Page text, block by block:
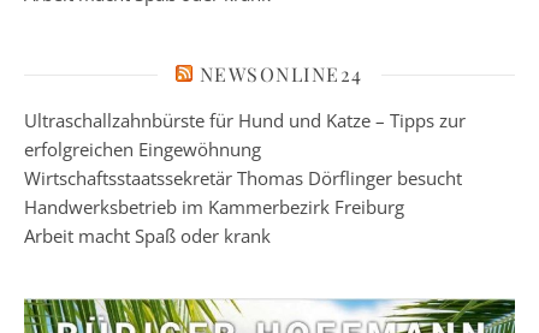
NEWSONLINE24
Ultraschallzahnbürste für Hund und Katze – Tipps zur
erfolgreichen Eingewöhnung
Wirtschaftsstaatssekretär Thomas Dörflinger besucht
Handwerksbetrieb im Kammerbezirk Freiburg
Arbeit macht Spaß oder krank